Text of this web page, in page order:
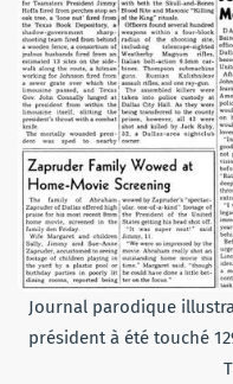
Journal parodique
président à été touché